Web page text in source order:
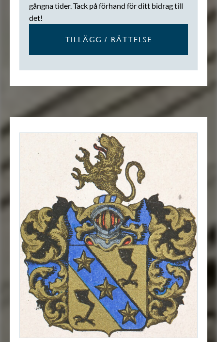
gångna tider. Tack på förhand för ditt bidrag till
det!
TILLÄGG / RÄTTELSE